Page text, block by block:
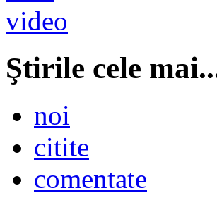
Ştirile cele
noi
citite
comentate